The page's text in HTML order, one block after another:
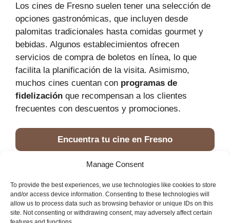
Manage Consent
To provide the best experiences, we use technologies like cookies to store
and/or access device information. Consenting to these technologies will
allow us to process data such as browsing behavior or unique IDs on this
site. Not consenting or withdrawing consent, may adversely affect certain
Los cines de Fresno suelen tener una selección de
opciones gastronómicas, que incluyen desde
palomitas tradicionales hasta comidas gourmet y
bebidas. Algunos establecimientos ofrecen
servicios de compra de boletos en línea, lo que
facilita la planificación de la visita. Asimismo,
muchos cines cuentan con programas de
fidelización que recompensan a los clientes
frecuentes con descuentos y promociones.
Encuentra tu cine en Fresno